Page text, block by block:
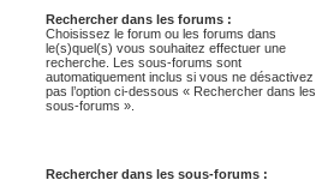
Rechercher dans les forums :
Choisissez le forum ou les forums dans
le(s)quel(s) vous souhaitez effectuer une
recherche. Les sous-forums sont
automatiquement inclus si vous ne désactivez
pas l’option ci-dessous « Rechercher dans les
sous-forums ».
Rechercher dans les sous-forums :